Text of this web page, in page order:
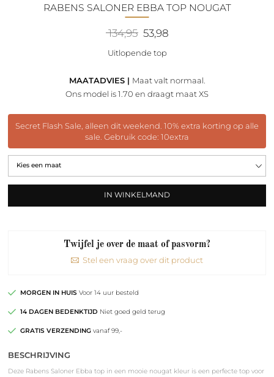
RABENS SALONER EBBA TOP NOUGAT
134,95 Oorspronkelijke
prijs
was:
53,98Huidige
Uitlopende top
MAATADVIES | Maat valt normaal.
Ons model is 1.70 en draagt maat XS
Secret Flash Sale, alleen dit weekend. 10% extra korting op alle
sale. Gebruik code: 10extra
IN WINKELMAND
Twijfel je over de maat of pasvorm?
Stel een vraag over dit product
MORGEN IN HUIS Voor 14 uur besteld
14 DAGEN BEDENKTIJD Niet goed geld terug
GRATIS VERZENDINGvanaf 99,-
BESCHRIJVING
Deze Rabens Saloner Ebba top in een mooie nougat kleur is een perfecte top voor